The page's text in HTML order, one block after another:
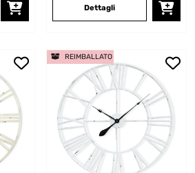
Dettagli
REIMBALLATO